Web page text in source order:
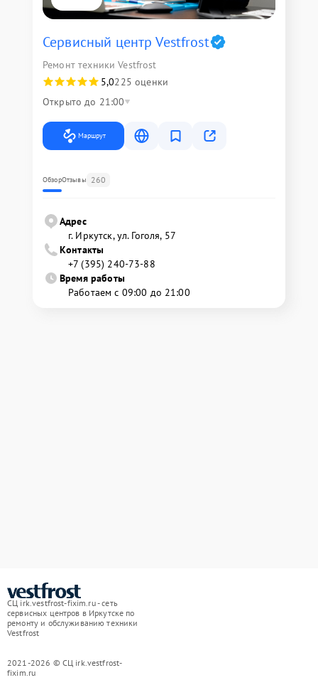
Сервисный центр Vestfrost
Ремонт техники Vestfrost
5,0225 оценки
Открыто до 21:00
Маршрут
ОбзорОтзывы 260
Адрес
г. Иркутск, ул. ​Гоголя, 57
Контакты
+7 (395) 240-73-88
Время работы
Работаем с 09:00 до 21:00
СЦ irk.vestfrost-fixim.ru - сеть
сервисных центров в Иркутске по
ремонту и обслуживанию техники
Vestfrost
2021-2026 © СЦ irk.vestfrost-
fixim.ru